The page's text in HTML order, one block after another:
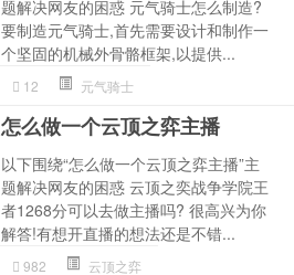
题解决网友的困惑 元气骑士怎么制造?
要制造元气骑士,首先需要设计和制作一
个坚固的机械外骨骼框架,以提供...
12 元气骑士
怎么做一个云顶之弈主播
以下围绕“怎么做一个云顶之弈主播”主
题解决网友的困惑 云顶之奕战争学院王
者1268分可以去做主播吗? 很高兴为你
解答!有想开直播的想法还是不错...
982 云顶之弈